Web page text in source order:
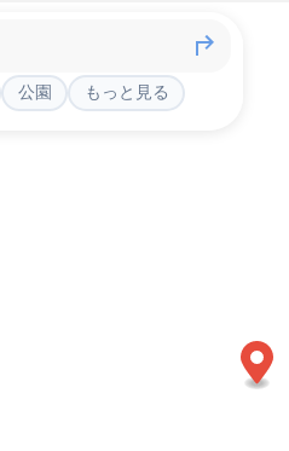
公園 もっと見る